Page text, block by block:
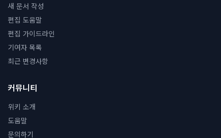
새 문서 작성
편집 도움말
편집 가이드라인
기여자 목록
최근 변경사항
커뮤니티
위키 소개
도움말
문의하기